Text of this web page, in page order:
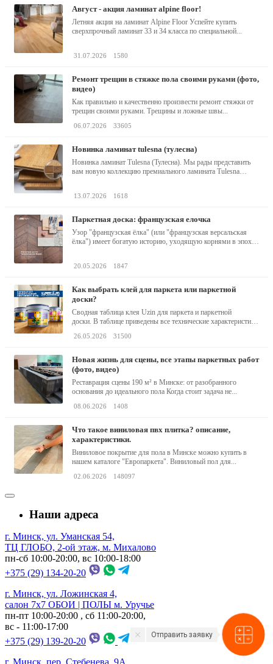
август - акция ламинат alpine floor!
Летняя акция на ламинат Alpine Floor Успейте купить
сверхпрочный ламинат 33 и 34 класса по специальной...
31.07.2026 1580
ремонт трещин в стяжке пола своими руками (фото,
видео)
Как правильно и качественно произвести ремонт стяжки от
трещин своими руками. Трещины и ложные швы...
06.07.2026 33605
новинка ламинат tulesna (тулесна)
Новинка ламинат Tulesna (Тулесна). Мы рады представить
вам новую коллекцию премиального ламината Tulesna
13.07.2026 1618
паркетная доска: французская елочка
Узор "французская ёлка" (или "французская версальская
ёлка") имеет богатую историю, уходящую корнями в эпоху
20.05.2026 1847
как выбрать клей для паркета или паркетной
доски?
Сводная таблица клея Uzin для паркета и паркетной
доски. В таблице приведены все технические характеристики
26.05.2026 31500
новая жизнь для сцены, все этапы паркетных работ
(фото, видео)
Реставрация сцены 190 м² в Минске: от разобранного
основания до идеального пола Когда стоит задача не...
08.06.2026 1408
что такое виниловая пвх плитка? описание,
характеристики.
Виниловое покрытие для пола в Минске можно купить в
нашем каталоге "Европаркета". Виниловый пол для...
02.06.2026 148097
Наши адреса
г. Минск, ул. Уманская 54,
ТЦ ГЛОБО, 2-ой этаж, м. Михалово
пн-сб 10:00-20:00, вс 10:00-18:00
+375 (29) 134-20-20
г. Минск, ул. Ложинская 4,
салон 7х7 ОБОИ | ПОЛЫ м. Уручье
пн-пт 10:00-20:00 , сб 11:00-20:00,
вс - 11:00-17:00
+375 (29) 139-20-20
г. Минск, пер. Стебенева, 9А,
Отправить заявку